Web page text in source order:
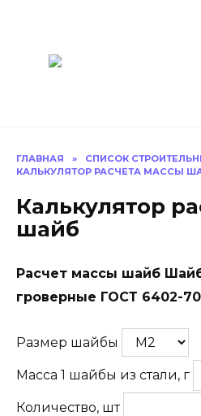
ГЛАВНАЯ » СПИСОК
КАЛЬКУЛЯТОР РАСЧЕТА МАССЫ
Калькулятор
шайб
Расчет массы шайб
гроверные ГОСТ 6402-
Размер шайбы
Масса 1 шайбы из стали, г
Количество, шт